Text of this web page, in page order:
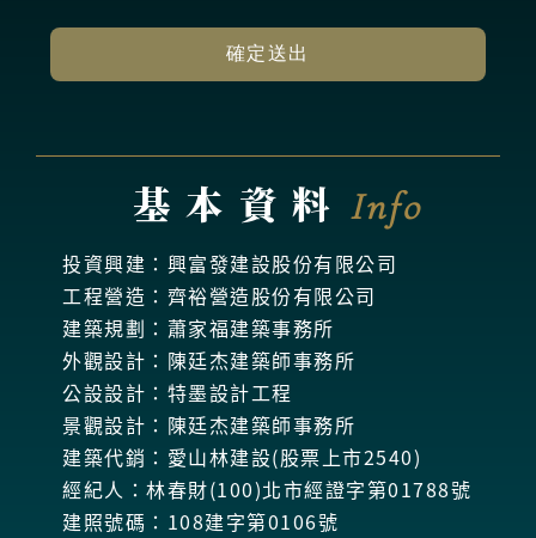
確定送出
基本資料 Info
投資興建：興富發建設股份有限公司
工程營造：齊裕營造股份有限公司
建築規劃：蕭家福建築事務所
外觀設計：陳廷杰建築師事務所
公設設計：特墨設計工程
景觀設計：陳廷杰建築師事務所
建築代銷：愛山林建設(股票上市2540)
經紀人：林春財(100)北市經證字第01788號
建照號碼：108建字第0106號